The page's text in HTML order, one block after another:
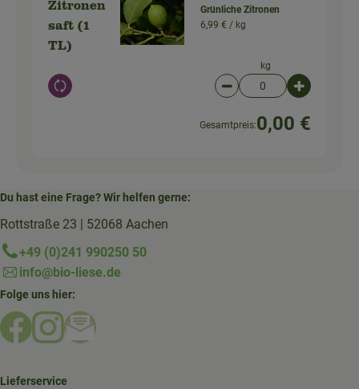
Zitronen
saft (1
TL)
Auswahl ändern
Grünliche Zitronen
6,99 € / kg
kg
Artikelanzahl
Gesamtpreis:0,00 €
Du hast eine Frage? Wir helfen gerne:
Rottstraße 23 | 52068 Aachen
+49 (0)241 990250 50
info@bio-liese.de
Folge uns hier:
Externer Link zu https://www.facebook.com/
Externer Link zu https://www.instagram.com/
Externer Link zu https://mailchi.mp/
Lieferservice